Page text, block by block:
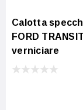
Calotta
FORD
verniciare